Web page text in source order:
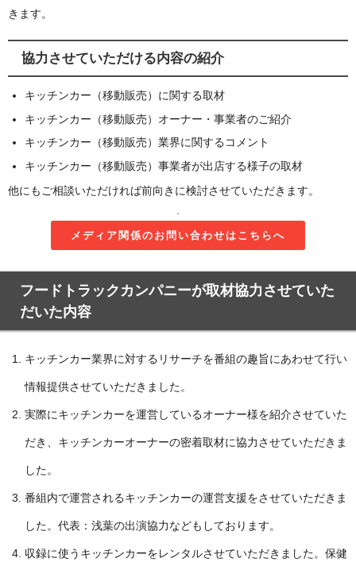
きます。
協力させていただける内容の紹介
キッチンカー（移動販売）に関する取材
キッチンカー（移動販売）オーナー・事業者のご紹介
キッチンカー（移動販売）業界に関するコメント
キッチンカー（移動販売）事業者が出店する様子の取材
他にもご相談いただければ前向きに検討させていただきます。
メディア関係のお問い合わせはこちらへ
フードトラックカンパニーが取材協力させていた
だいた内容
キッチンカー業界に対するリサーチを番組の趣旨にあわせて行い
情報提供させていただきました。
実際にキッチンカーを運営しているオーナー様を紹介させていた
だき、キッチンカーオーナーの密着取材に協力させていただきま
した。
番組内で運営されるキッチンカーの運営支援をさせていただきま
した。代表：浅葉の出演協力などもしております。
収録に使うキッチンカーをレンタルさせていただきました。保健